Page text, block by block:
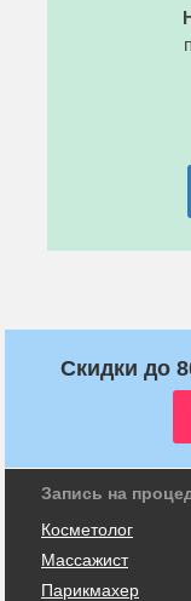
Скидки до
Запись на
Косметолог
Массажист
Парикмахер